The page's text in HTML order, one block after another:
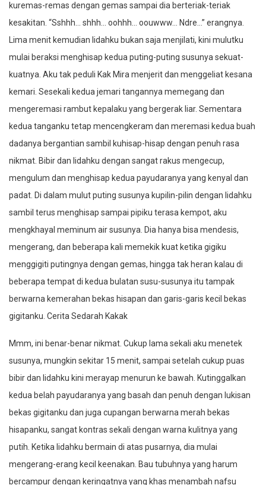
kuremas-remas dengan gemas sampai dia berteriak-teriak
kesakitan. “Sshhh… shhh… oohhh… oouwww… Ndre…” erangnya.
Lima menit kemudian lidahku bukan saja menjilati, kini mulutku
mulai beraksi menghisap kedua puting-puting susunya sekuat-
kuatnya. Aku tak peduli Kak Mira menjerit dan menggeliat kesana
kemari. Sesekali kedua jemari tangannya memegang dan
mengeremasi rambut kepalaku yang bergerak liar. Sementara
kedua tanganku tetap mencengkeram dan meremasi kedua buah
dadanya bergantian sambil kuhisap-hisap dengan penuh rasa
nikmat. Bibir dan lidahku dengan sangat rakus mengecup,
mengulum dan menghisap kedua payudaranya yang kenyal dan
padat. Di dalam mulut puting susunya kupilin-pilin dengan lidahku
sambil terus menghisap sampai pipiku terasa kempot, aku
mengkhayal meminum air susunya. Dia hanya bisa mendesis,
mengerang, dan beberapa kali memekik kuat ketika gigiku
menggigiti putingnya dengan gemas, hingga tak heran kalau di
beberapa tempat di kedua bulatan susu-susunya itu tampak
berwarna kemerahan bekas hisapan dan garis-garis kecil bekas
gigitanku. Cerita Sedarah Kakak
Mmm, ini benar-benar nikmat. Cukup lama sekali aku menetek
susunya, mungkin sekitar 15 menit, sampai setelah cukup puas
bibir dan lidahku kini merayap menurun ke bawah. Kutinggalkan
kedua belah payudaranya yang basah dan penuh dengan lukisan
bekas gigitanku dan juga cupangan berwarna merah bekas
hisapanku, sangat kontras sekali dengan warna kulitnya yang
putih. Ketika lidahku bermain di atas pusarnya, dia mulai
mengerang-erang kecil keenakan. Bau tubuhnya yang harum
bercampur dengan keringatnya yang khas menambah nafsu